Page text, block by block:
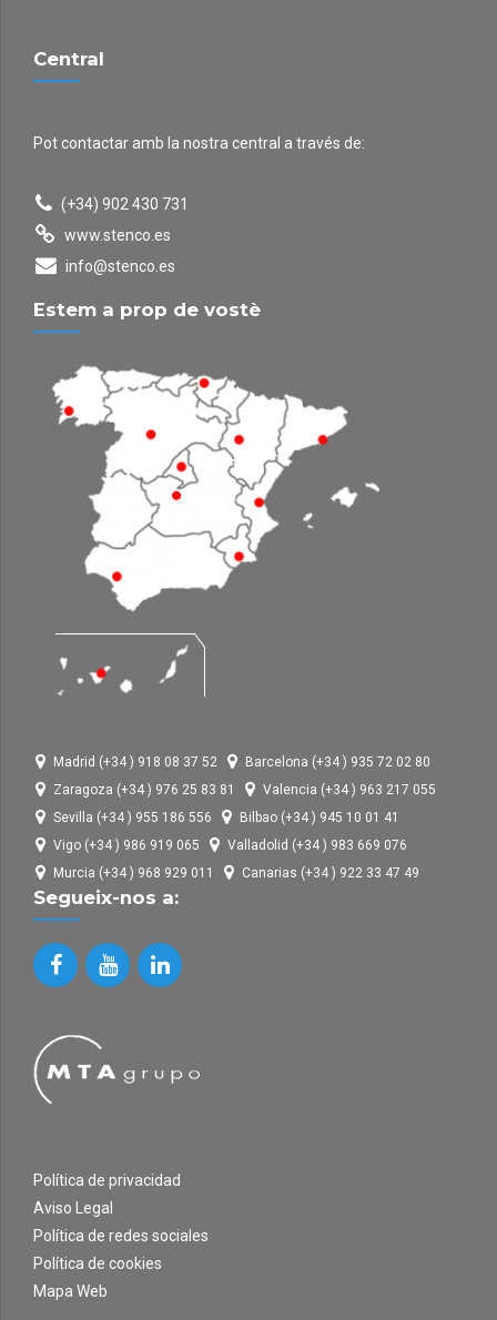
Central
Pot contactar amb la nostra central a través de:
(+34) 902 430 731
www.stenco.es
info@stenco.es
Estem a prop de vostè
Madrid (+34 ) 918 08 37 52
Barcelona (+34 ) 935 72 02 80
Zaragoza (+34 ) 976 25 83 81
Valencia (+34 ) 963 217 055
Sevilla (+34 ) 955 186 556
Bilbao (+34 ) 945 10 01 41
Vigo (+34 ) 986 919 065
Valladolid (+34 ) 983 669 076
Murcia (+34 ) 968 929 011
Canarias (+34 ) 922 33 47 49
Segueix-nos a:
Política de privacidad
Aviso Legal
Política de redes sociales
Política de cookies
Mapa Web